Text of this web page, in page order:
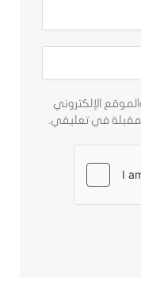
الإلكتروني
في تعليقي.